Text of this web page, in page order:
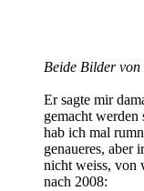
Beide Bilder
Er sagte mir
gemacht werden
hab ich mal
genaueres, aber
nicht weiss, von
nach 2008: